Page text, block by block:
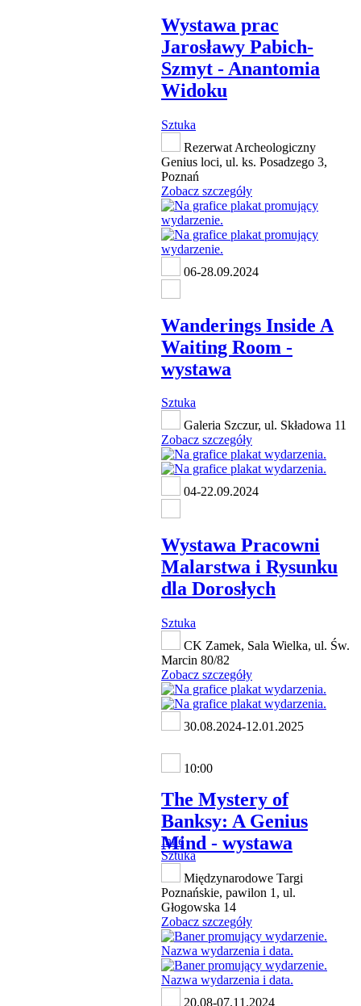
Wystawa prac
Jarosławy Pabich-
Szmyt - Anantomia
Widoku
Sztuka
Rezerwat Archeologiczny
Genius loci, ul. ks. Posadzego 3,
Poznań
Zobacz szczegóły
06-28.09.2024
Wanderings Inside A
Waiting Room -
wystawa
Sztuka
Galeria Szczur, ul. Składowa 11
Zobacz szczegóły
04-22.09.2024
Wystawa Pracowni
Malarstwa i Rysunku
dla Dorosłych
Sztuka
CK Zamek, Sala Wielka, ul. Św.
Marcin 80/82
Zobacz szczegóły
30.08.2024-12.01.2025
10:00
The Mystery of
Banksy: A Genius
Mind - wystawa
Inne
Sztuka
Międzynarodowe Targi
Poznańskie, pawilon 1, ul.
Głogowska 14
Zobacz szczegóły
20.08-07.11.2024